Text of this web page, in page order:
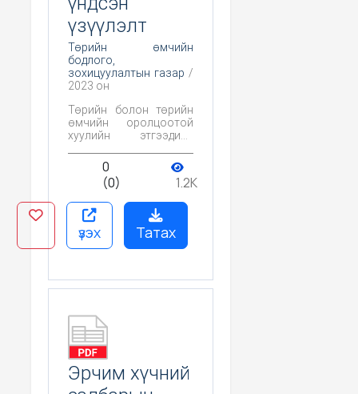
үзүүлэлт
Төрийн өмчийн
бодлого,
зохицуулалтын газар /
2023 он
Төрийн болон төрийн
өмчийн оролцоотой
хуулийн этгээдийн
засгийн үндсэн
үзүүлэлт
0
(0)
1.2K
үзэх Татах
Эрчим хүчний